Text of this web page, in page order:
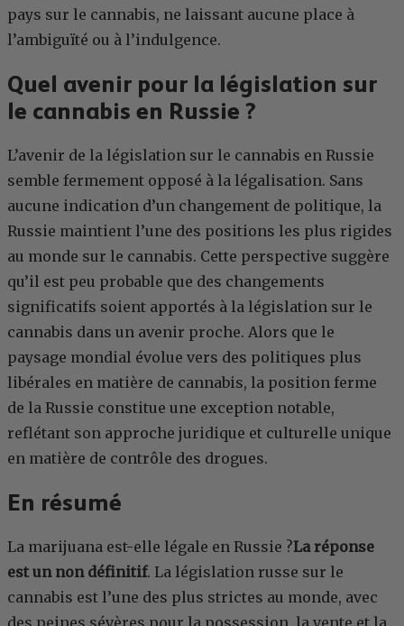
pays sur le cannabis, ne laissant aucune place à
l’ambiguïté ou à l’indulgence.
Quel avenir pour la législation sur
le cannabis en Russie ?
L’avenir de la législation sur le cannabis en Russie
semble fermement opposé à la légalisation. Sans
aucune indication d’un changement de politique, la
Russie maintient l’une des positions les plus rigides
au monde sur le cannabis. Cette perspective suggère
qu’il est peu probable que des changements
significatifs soient apportés à la législation sur le
cannabis dans un avenir proche. Alors que le
paysage mondial évolue vers des politiques plus
libérales en matière de cannabis, la position ferme
de la Russie constitue une exception notable,
reflétant son approche juridique et culturelle unique
en matière de contrôle des drogues.
En résumé
La marijuana est-elle légale en Russie ?La réponse
est un non définitif. La législation russe sur le
cannabis est l’une des plus strictes au monde, avec